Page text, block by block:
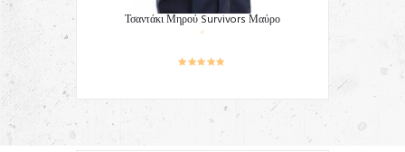
Τσαντάκι Μηρού Survivors Μαύρο